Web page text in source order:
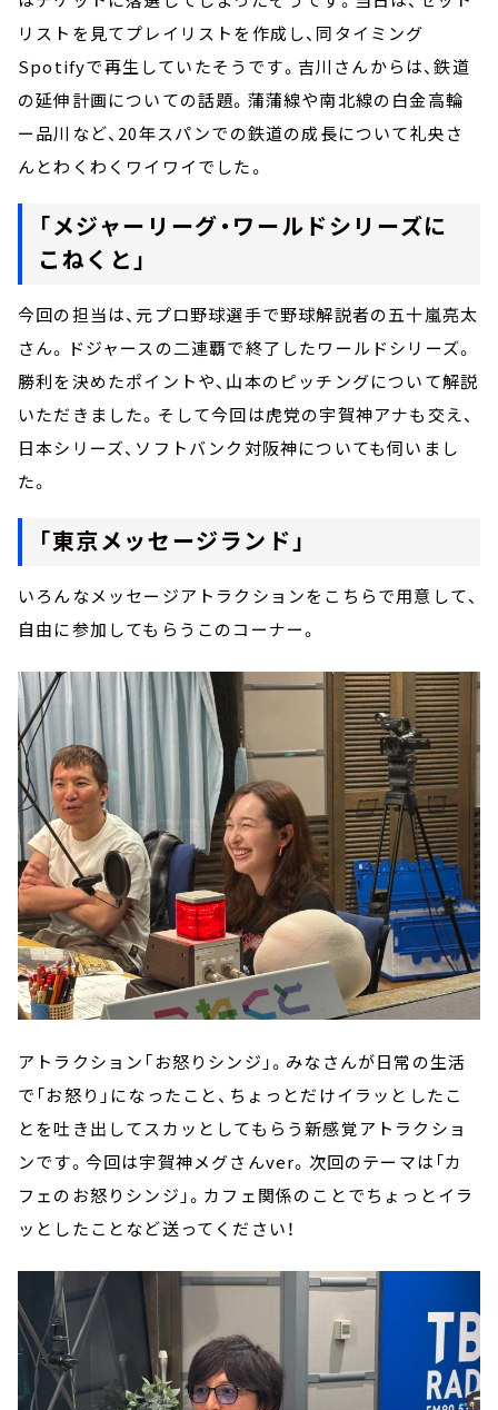
リストを見てプレイリストを作成し、同タイミング
Spotifyで再生していたそうです。吉川さんからは、鉄道
の延伸計画についての話題。蒲蒲線や南北線の白金高輪
ー品川など、20年スパンでの鉄道の成長について礼央さ
んとわくわくワイワイでした。
「メジャーリーグ・ワールドシリーズに
こねくと」
今回の担当は、元プロ野球選手で野球解説者の五十嵐亮太
さん。ドジャースの二連覇で終了したワールドシリーズ。
勝利を決めたポイントや、山本のピッチングについて解説
いただきました。そして今回は虎党の宇賀神アナも交え、
日本シリーズ、ソフトバンク対阪神についても伺いまし
た。
「東京メッセージランド」
いろんなメッセージアトラクションをこちらで用意して、
自由に参加してもらうこのコーナー。
アトラクション「お怒りシンジ」。みなさんが日常の生活
で「お怒り」になったこと、ちょっとだけイラッとしたこ
とを吐き出してスカッとしてもらう新感覚アトラクショ
ンです。今回は宇賀神メグさんver。次回のテーマは「カ
フェのお怒りシンジ」。カフェ関係のことでちょっとイラ
ッとしたことなど送ってください！